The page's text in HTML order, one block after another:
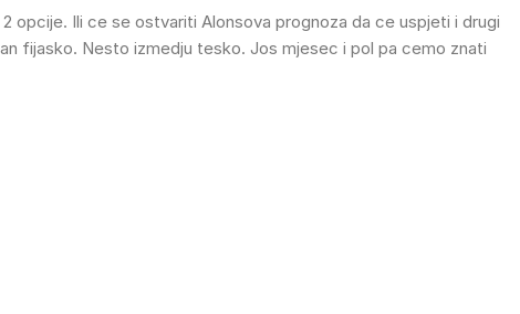
opcije. Ili ce se ostvariti Alonsova prognoza da ce uspjeti i drugi
fijasko. Nesto izmedju tesko. Jos mjesec i pol pa cemo znati